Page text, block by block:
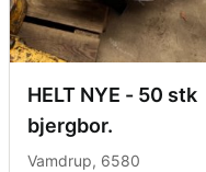
HELT NYE - 50 stk
bjergbor.
Vamdrup, 6580